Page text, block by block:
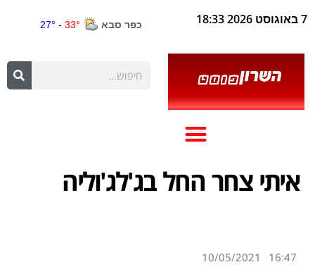
7 באוגוסט 2026 18:33
איתי צחר החל בג'לג'וליה
16:47
10/05/2021